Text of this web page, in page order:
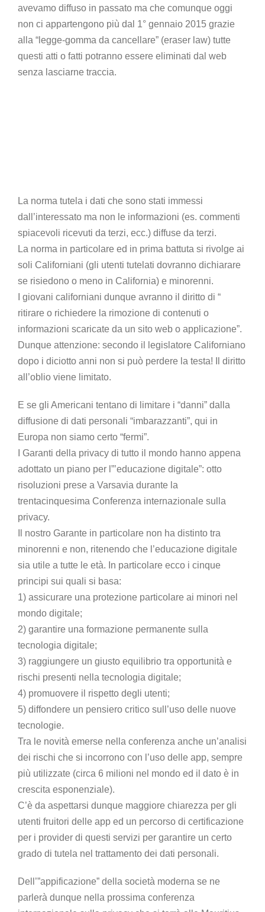
avevamo diffuso in passato ma che comunque oggi
non ci appartengono più dal 1° gennaio 2015 grazie
alla “legge-gomma da cancellare” (eraser law) tutte
questi atti o fatti potranno essere eliminati dal web
senza lasciarne traccia.
La norma tutela i dati che sono stati immessi
dall’interessato ma non le informazioni (es. commenti
spiacevoli ricevuti da terzi, ecc.) diffuse da terzi.
La norma in particolare ed in prima battuta si rivolge ai
soli Californiani (gli utenti tutelati dovranno dichiarare
se risiedono o meno in California) e minorenni.
I giovani californiani dunque avranno il diritto di “
ritirare o richiedere la rimozione di contenuti o
informazioni scaricate da un sito web o applicazione”.
Dunque attenzione: secondo il legislatore Californiano
dopo i diciotto anni non si può perdere la testa! Il diritto
all’oblio viene limitato.
E se gli Americani tentano di limitare i “danni” dalla
diffusione di dati personali “imbarazzanti”, qui in
Europa non siamo certo “fermi”.
I Garanti della privacy di tutto il mondo hanno appena
adottato un piano per l”’educazione digitale”: otto
risoluzioni prese a Varsavia durante la
trentacinquesima Conferenza internazionale sulla
privacy.
Il nostro Garante in particolare non ha distinto tra
minorenni e non, ritenendo che l’educazione digitale
sia utile a tutte le età. In particolare ecco i cinque
principi sui quali si basa:
1) assicurare una protezione particolare ai minori nel
mondo digitale;
2) garantire una formazione permanente sulla
tecnologia digitale;
3) raggiungere un giusto equilibrio tra opportunità e
rischi presenti nella tecnologia digitale;
4) promuovere il rispetto degli utenti;
5) diffondere un pensiero critico sull’uso delle nuove
tecnologie.
Tra le novità emerse nella conferenza anche un’analisi
dei rischi che si incorrono con l’uso delle app, sempre
più utilizzate (circa 6 milioni nel mondo ed il dato è in
crescita esponenziale).
C’è da aspettarsi dunque maggiore chiarezza per gli
utenti fruitori delle app ed un percorso di certificazione
per i provider di questi servizi per garantire un certo
grado di tutela nel trattamento dei dati personali.
Dell’”appificazione” della società moderna se ne
parlerà dunque nella prossima conferenza